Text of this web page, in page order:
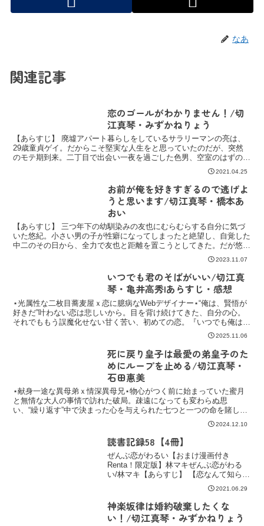
なあ
関連記事
恋のゴールがわかりません！/切
江真琴・みずかねりょう
【あらすじ】 廃墟アパート暮らしをしているサラリーマンの亮は、
29歳童貞ゲイ。だからこそ堅実な人生をと思っていたのだが、突然
のモテ期到来。二丁目で出会い一夜を過ごした色男、空室のはずの隣
の部屋に雨の日だけ出現する笑い上戸な地縛霊（？）霊くん...2021.04.25
お前が俺を好きすぎるので逃げよ
うと思います/切江真琴・橋本あ
おい
【あらすじ】 三つ年下の幼馴染みの友也にむらむらする自分に気づ
いた悠紀。小さい男の子が性癖になってしまったと絶望し、自覚した
中二のその日から、全力で友也と距離を置こうとしてきた。だが悠紀
大好きな友也は何年もあきらめず、高校卒業後ついに近くに...2023.11.07
いつでも君のそばがいい/切江真
琴・亀井高秀|あらすじ・感想
⋆光属性な二枚目蕎麦屋ｘ恋に臆病なWebデザイナー⋆“俺は、賢悟が
好きだ”叶わない恋は悲しいから。目を背け続けてきた、自分の心。
それでももう誤魔化せない甘く苦い、初めての恋。『いつでも俺は、
2025.11.06
死に戻り皇子は最愛の弟皇子のた
めにループを止める/切江真琴・
石田惠美
⋆献身一途な異母弟ｘ情深異母兄⋆物心がつく前に始まっていた蜜月
と無情な大人の事情で訪れた破局。疎遠になっても変わらぬ思
い、“繰り返す”中で決まった心を与えられた七つと一つの命を賭し
て。『哥哥。私も共に』/今回はタイムループ系中華BL。
2024.12.10
読書記録58【4冊】
ぜんぶ恋がわるい【おまけ漫画付き
Renta！限定版】林マキぜんぶ恋がわる
い/林マキ【あらすじ】 【恋なんて知らな
い、知りたくなかった――】文芸サーク
ル所属の大学生・要は恋に奥手。恋愛小
説を書くため、大学一の遊び人・涼真に
取材を申し込むと、な...
2021.06.29
神楽坂律は婚約破棄したくな
い！/切江真琴・みずかねりょう